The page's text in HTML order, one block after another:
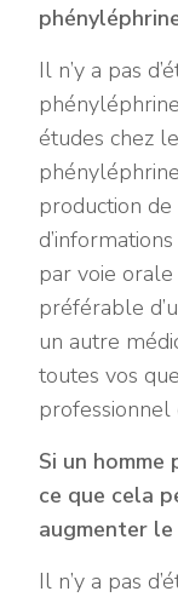
Il n’y a pas
études chez
production
par voie
préférable
un autre
toutes vos
professionnel
Si un
ce que cela
augmenter
Il n’y a pas